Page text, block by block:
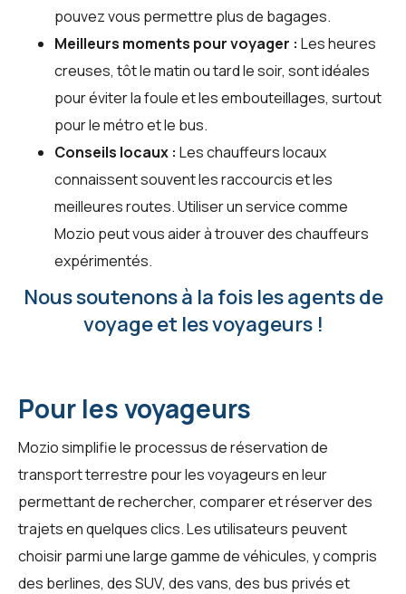
pouvez vous permettre plus de bagages.
Meilleurs moments pour voyager : Les heures
creuses, tôt le matin ou tard le soir, sont idéales
pour éviter la foule et les embouteillages, surtout
pour le métro et le bus.
Conseils locaux : Les chauffeurs locaux
connaissent souvent les raccourcis et les
meilleures routes. Utiliser un service comme
Mozio peut vous aider à trouver des chauffeurs
expérimentés.
Nous soutenons à la fois les agents de
voyage et les voyageurs !
Pour les voyageurs
Mozio simplifie le processus de réservation de
transport terrestre pour les voyageurs en leur
permettant de rechercher, comparer et réserver des
trajets en quelques clics. Les utilisateurs peuvent
choisir parmi une large gamme de véhicules, y compris
des berlines, des SUV, des vans, des bus privés et